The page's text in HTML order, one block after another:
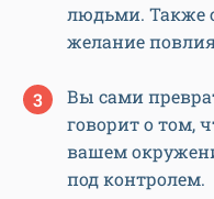
людьми. Также
желание
Вы сами
говорит о том,
вашем
под контролем.